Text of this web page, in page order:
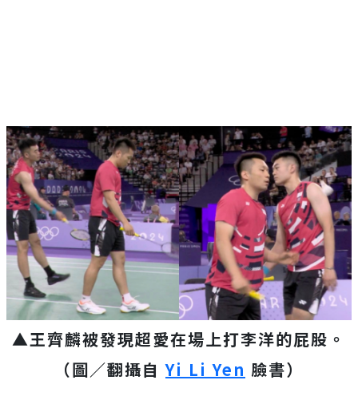
▲王齊麟被發現超愛在場上打李洋的屁股。
（圖／翻攝自Yi Li Yen 臉書）